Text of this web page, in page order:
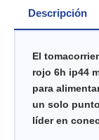
Descripción
El
rojo 6h ip44
para
un solo
líder en